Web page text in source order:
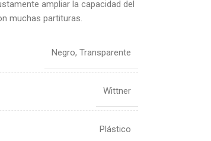
ampliar la capacidad del
muchas partituras.
Negro, Transparente
Wittner
Plástico